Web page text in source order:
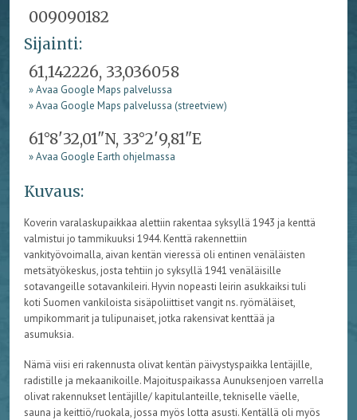
009090182
Sijainti:
61,142226, 33,036058
» Avaa Google Maps palvelussa
» Avaa Google Maps palvelussa (streetview)
61°8'32,01"N, 33°2'9,81"E
» Avaa Google Earth ohjelmassa
Kuvaus:
Koverin varalaskupaikkaa alettiin rakentaa syksyllä 1943 ja kenttä
valmistui jo tammikuuksi 1944. Kenttä rakennettiin
vankityövoimalla, aivan kentän vieressä oli entinen venäläisten
metsätyökeskus, josta tehtiin jo syksyllä 1941 venäläisille
sotavangeille sotavankileiri. Hyvin nopeasti leirin asukkaiksi tuli
koti Suomen vankiloista sisäpoliittiset vangit ns. ryömäläiset,
umpikommarit ja tulipunaiset, jotka rakensivat kenttää ja
asumuksia.
Nämä viisi eri rakennusta olivat kentän päivystyspaikka lentäjille,
radistille ja mekaanikoille. Majoituspaikassa Aunuksenjoen varrella
olivat rakennukset lentäjille/ kapitulanteille, tekniselle väelle,
sauna ja keittiö/ruokala, jossa myös lotta asusti. Kentällä oli myös